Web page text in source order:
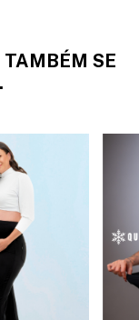
TAMBÉM SE